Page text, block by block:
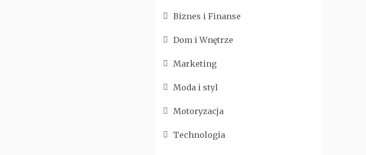
Biznes i Finanse
Dom i Wnętrze
Marketing
Moda i styl
Motoryzacja
Technologia